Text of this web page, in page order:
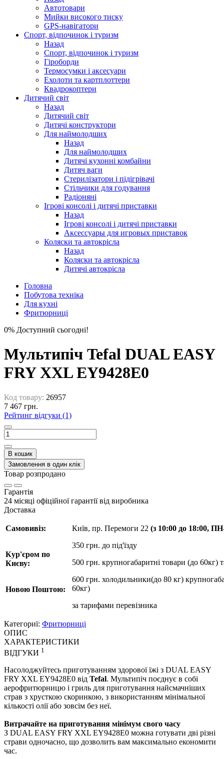
Автотовари
Мийки високого тиску
GPS-навігатори
Спорт, відпочинок і туризм
Назад
Спорт, відпочинок і туризм
Гіроборди
Термосумки і аксесуари
Ехолоти та картплоттери
Квадрокоптери
Дитячий світ
Назад
Дитячий світ
Дитячі конструктори
Для наймолодших
Назад
Для наймолодших
Дитячі кухонні комбайни
Дитяч ваги
Стерилізатори і підігрівачі
Стільчики для годування
Радіоняні
Ігрові консолі і дитячі приставки
Назад
Ігрові консолі і дитячі приставки
Аксессуары для игровых приставок
Коляски та автокрісла
Назад
Коляски та автокрісла
Дитячі автокрісла
Головна
Побутова техніка
Для кухні
Фритюрниці
0% Доступний сьогодні!
Мультипіч Tefal DUAL EASY
FRY XXL EY9428E0
Код товару: 26957
7 467 грн.
Рейтинг відгуки (1)
В кошик
Замовлення в один клік
Товар розпродано
Гарантія
24 місяці офіційної гарантії від виробника
Доставка
Самовивіз:
Кур'єром по
Києву:
Новою Поштою:
Київ, пр. Перемоги 22 (з 10:00 до 18:00,
350 грн. до під'їзду
500 грн. крупногабаритні товари (до 60кг)
600 грн. холодильники(до 80 кг)
60кг)
за тарифами перевізника
Категориї: Фритюрниці
ОПИС
ХАРАКТЕРИСТИКИ
ВІДГУКИ 1
Насолоджуйтесь приготуванням здорової їжі з DUAL EASY
FRY XXL EY9428E0 від Tefal. Мультипіч поєднує в собі
аерофритюрницю і гриль для приготування найсмачніших
страв з хрусткою скоринкою, з використанням мінімальної
кількості олії або зовсім без неї.
Витрачайте на приготування мінімум свого часу
З DUAL EASY FRY XXL EY9428E0 можна готувати дві різні
страви одночасно, що дозволить вам максимально економити
час.